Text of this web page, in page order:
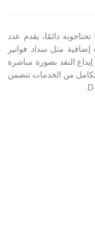
دائمًا، يقدم عدد
مثل سداد فواتير
النقد بصورة مباشرة
من الخدمات تتضمن